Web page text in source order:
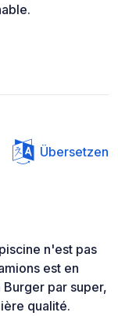
Übersetzen
n'est pas
est en
par super,
qualité.